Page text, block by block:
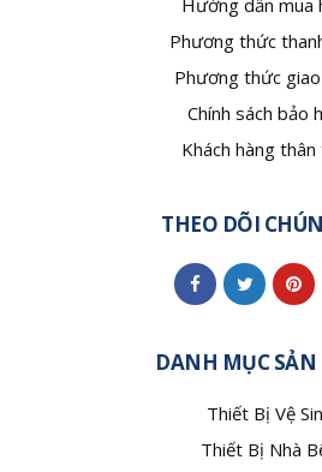
Hướng dẫn mua
Phương thức
Phương thức
Chính sách bảo
Khách hàng
THEO DÕI
DANH MỤC SẢN
Thiết Bị Vệ
Thiết Bị Nhà